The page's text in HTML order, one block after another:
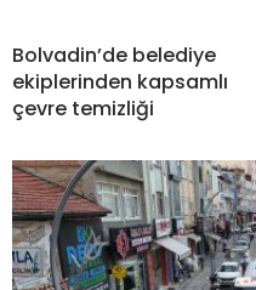
Bolvadin’de belediye
ekiplerinden kapsamlı
çevre temizliği